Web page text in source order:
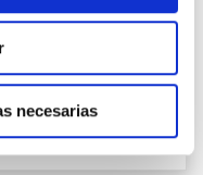
necesarias